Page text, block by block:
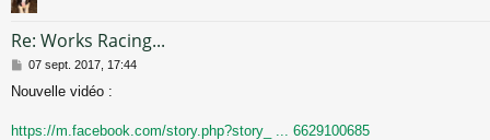
Re: Works Racing...
M
s
a
07 sept. 2017, 17:44
Nouvelle vidéo :
https://m.facebook.com/story.php?story_ ... 6629100685